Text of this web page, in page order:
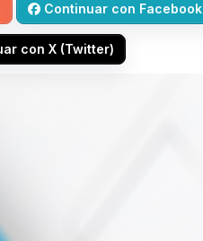
Continuar con Facebook
con X (Twitter)